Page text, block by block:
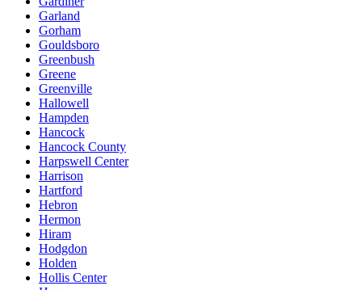
Garland
Gorham
Gouldsboro
Greenbush
Greene
Greenville
Hallowell
Hampden
Hancock
Hancock County
Harpswell Center
Harrison
Hartford
Hebron
Hermon
Hiram
Hodgdon
Holden
Hollis Center